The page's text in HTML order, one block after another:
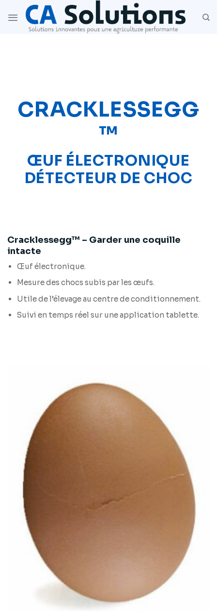
content
CRACKLESSEGG
™
ŒUF ÉLECTRONIQUE
DÉTECTEUR DE CHOC
Cracklessegg™ – Garder une coquille
intacte
Œuf électronique.
Mesure des chocs subis par les œufs.
Utile de l’élevage au centre de conditionnement.
Suivi en temps réel sur une application tablette.